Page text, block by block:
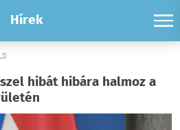
Hírek
hibát hibára halmoz a